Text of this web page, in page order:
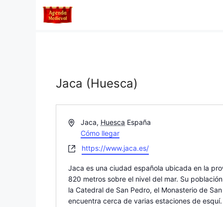
Jaca (Huesca)
D
r
e
c
c
i
ó
Jaca, Huesca España
Cómo llegar
W
b
s
i
t
https://www.jaca.es/
Jaca es una ciudad española ubicada en la
820 metros sobre el nivel del mar. Su
la Catedral de San Pedro, el Monasterio de
encuentra cerca de varias estaciones de esquí.